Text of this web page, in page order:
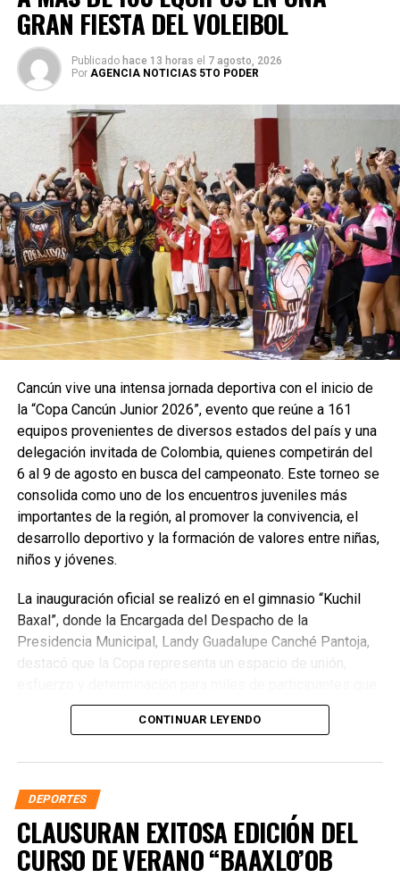
GRAN FIESTA DEL VOLEIBOL
Publicado hace 13 horas el 7 agosto, 2026
Por AGENCIA NOTICIAS 5TO PODER
Cancún vive una intensa jornada deportiva con el inicio de
la “Copa Cancún Junior 2026”, evento que reúne a 161
equipos provenientes de diversos estados del país y una
delegación invitada de Colombia, quienes competirán del
6 al 9 de agosto en busca del campeonato. Este torneo se
consolida como uno de los encuentros juveniles más
importantes de la región, al promover la convivencia, el
desarrollo deportivo y la formación de valores entre niñas,
niños y jóvenes.
La inauguración oficial se realizó en el gimnasio “Kuchil
Baxal”, donde la Encargada del Despacho de la
Presidencia Municipal, Landy Guadalupe Canché Pantoja,
destacó que la Copa representa un espacio de unión,
encuentran en el deporte una oportunidad de crecimiento
personal. Subrayó que la administración municipal impulsa
madres, padres, entrenadores y organizadores en la
formación de mejores ciudadanos.
CONTINUAR LEYENDO
DEPORTES
CLAUSURAN EXITOSA EDICIÓN DEL
CURSO DE VERANO “BAAXLO’OB